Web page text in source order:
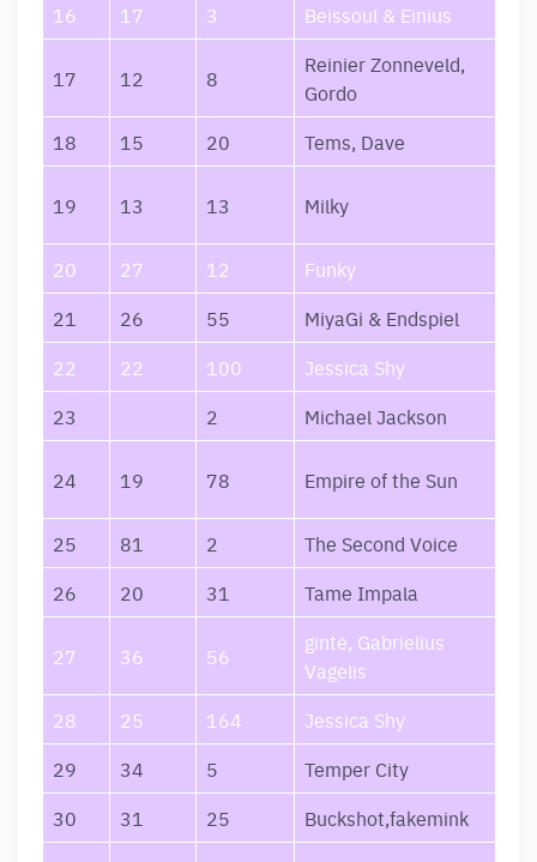
16
17 3 Beissoul & Einius
17 12 8
Reinier Zonneveld,
Gordo
18 15 20 Tems, Dave
19 13 13 Milky
20
27 12 Funky
21
26 55 MiyaGi & Endspiel
22
22 100 Jessica Shy
23
2 Michael Jackson
24 19 78 Empire of the Sun
25
81 2 The Second Voice
26
20 31 Tame Impala
27 36 56
gintė, Gabrielius
Vagelis
28
25 164 Jessica Shy
29
34 5 Temper City
30
31 25 Buckshot,fakemink